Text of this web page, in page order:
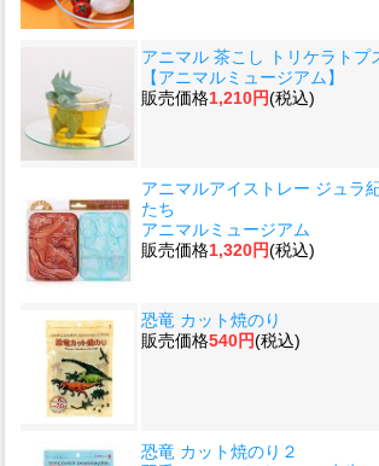
アニマル 茶こし トリケラトプ
【アニマルミュージアム】
販売価格1,210円(税込)
アニマルアイストレー ジュラ
たち
アニマルミュージアム
販売価格1,320円(税込)
恐竜 カット焼のり
販売価格540円(税込)
恐竜 カット焼のり２